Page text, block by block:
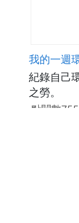
我的一週
紀錄自己
之勞。
點閱數755